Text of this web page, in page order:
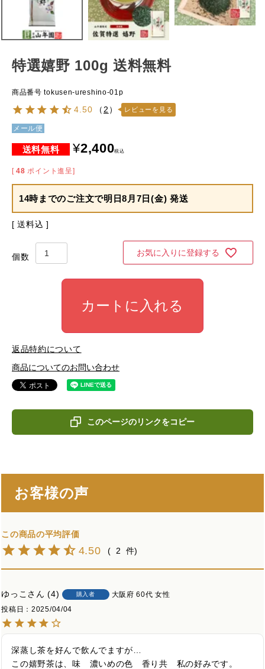
特選嬉野 100g 送料無料
商品番号 tokusen-ureshino-01p
4.50 （ 2 ） レビューを見る
メール便
¥2,400税込
[ 48 ポイント進呈]
14時までのご注文で明日8月7日(金) 発送
送料込
お気に入りに登録する
カートに入れる
返品特約について
商品についてのお問い合わせ
このページのリンクをコピー
お客様の声
4.50 2
ゆっこ 4 購入者 大阪府 60代 女性
投稿日
2025/04/04
深蒸し茶を好んで飲んでますが…
この嬉野茶は、味　濃いめの色　香り共　私の好みです。